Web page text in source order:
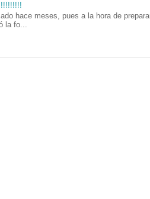
hace meses, pues a la hora de
la fo...